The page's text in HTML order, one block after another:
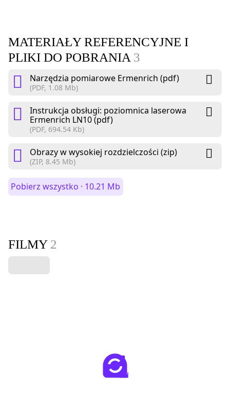
MATERIAŁY REFERENCYJNE I
PLIKI DO POBRANIA 3
Narzędzia pomiarowe Ermenrich (pdf)
(PDF, 1.08 Mb)
Instrukcja obsługi: poziomnica laserowa
Ermenrich LN10 (pdf)
(PDF, 694.54 Kb)
Obrazy w wysokiej rozdzielczości (zip)
(ZIP, 8.45 Mb)
Pobierz wszystko · 10.21 Mb
FILMY 2